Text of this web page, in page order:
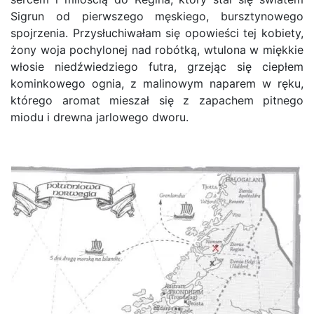
Sigrun od pierwszego męskiego, bursztynowego
spojrzenia. Przysłuchiwałam się opowieści tej kobiety,
żony woja pochylonej nad robótką, wtulona w miękkie
włosie niedźwiedziego futra, grzejąc się ciepłem
kominkowego ognia, z malinowym naparem w ręku,
którego aromat mieszał się z zapachem pitnego
miodu i drewna jarlowego dworu.